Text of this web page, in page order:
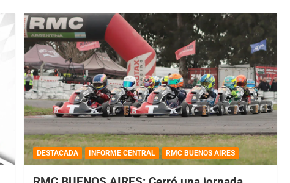
DESTACADA INFORME CENTRAL RMC BUENOS AIRES